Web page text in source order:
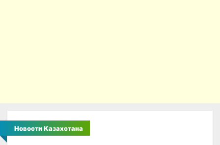
Новости Казахстана